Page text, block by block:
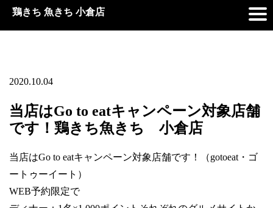
鶏きち 魚きち 小倉店
2020.10.04
当店はGo to eatキャンペーン対象店舗
です！鶏きち魚きち 小倉店
当店はGo to eatキャンペーン対象店舗です！（gotoeat・ゴ
ートゥーイート）
WEB予約限定で